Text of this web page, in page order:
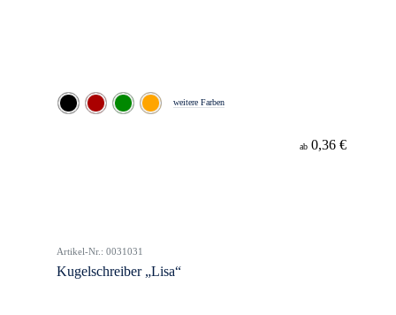
weitere Farben
ab 0,36 €
Artikel-Nr.: 0031031
Kugelschreiber „Lisa“